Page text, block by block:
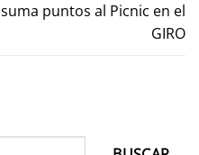
suma puntos al Picnic en el
GIRO